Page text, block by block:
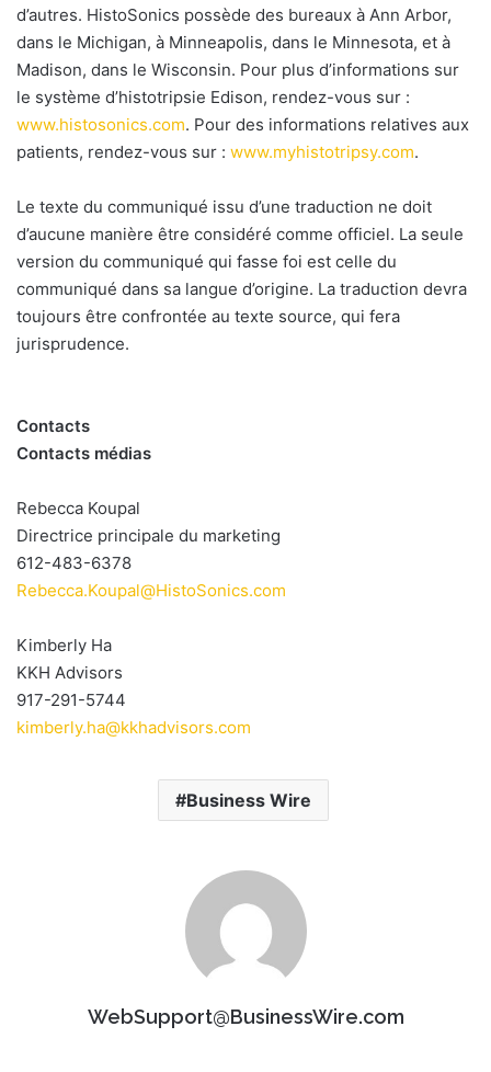
d’autres. HistoSonics possède des bureaux à Ann Arbor,
dans le Michigan, à Minneapolis, dans le Minnesota, et à
Madison, dans le Wisconsin. Pour plus d’informations sur
le système d’histotripsie Edison, rendez-vous sur :
www.histosonics.com. Pour des informations relatives aux
patients, rendez-vous sur : www.myhistotripsy.com.
Le texte du communiqué issu d’une traduction ne doit
d’aucune manière être considéré comme officiel. La seule
version du communiqué qui fasse foi est celle du
communiqué dans sa langue d’origine. La traduction devra
toujours être confrontée au texte source, qui fera
jurisprudence.
Contacts
Contacts médias
Rebecca Koupal
Directrice principale du marketing
612-483-6378
Rebecca.Koupal@HistoSonics.com
Kimberly Ha
KKH Advisors
917-291-5744
kimberly.ha@kkhadvisors.com
Business Wire
WebSupport@BusinessWire.com